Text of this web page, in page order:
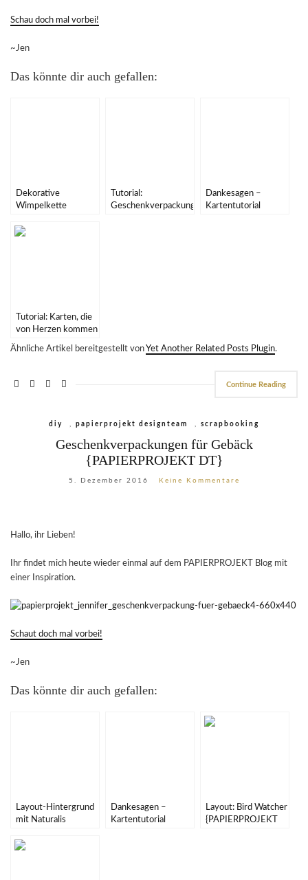
Schau doch mal vorbei!
~Jen
Das könnte dir auch gefallen:
Dekorative
Wimpelkette
DT}
Tutorial:
Geschenkverpackung
Dankesagen –
Kartentutorial
Tutorial: Karten, die
von Herzen kommen
DT}
Ähnliche Artikel bereitgestellt vonYet Another Related Posts Plugin.
Continue Reading
diy , papierprojekt designteam , scrapbooking
Geschenkverpackungen für Gebäck
{PAPIERPROJEKT DT}
5. Dezember 2016 Keine Kommentare
Hallo, ihr Lieben!
Ihr findet mich heute wieder einmal auf dem PAPIERPROJEKT Blog mit
einer Inspiration.
Schaut doch mal vorbei!
~Jen
Das könnte dir auch gefallen:
Layout-Hintergrund
mit Naturalis
DT}
Dankesagen –
Kartentutorial
Layout: Bird Watcher
{PAPIERPROJEKT